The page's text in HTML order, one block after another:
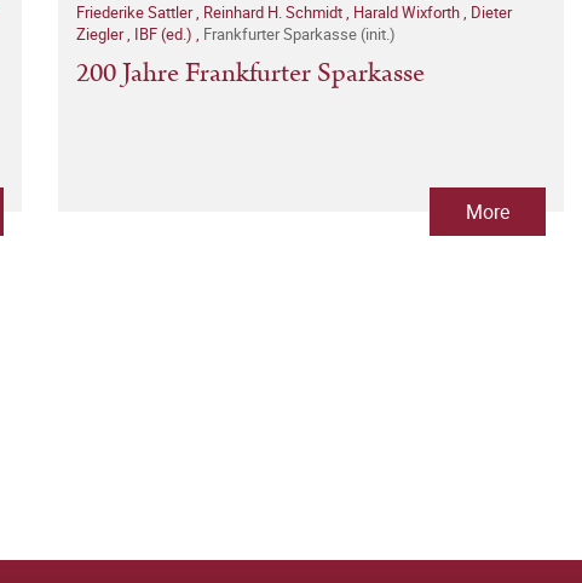
Friederike Sattler, Reinhard H. Schmidt, Harald Wixforth, Dieter
Ziegler, IBF (ed.) , Frankfurter Sparkasse (init.)
200 Jahre Frankfurter Sparkasse
More